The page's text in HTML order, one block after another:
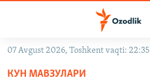
Асосий
07 Avgust 2026, Toshkent vaqti: 22:35
КУН МАВЗУЛАРИ